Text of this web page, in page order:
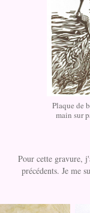
Plaque de
main sur
Pour cette gravure,
précédents. Je me